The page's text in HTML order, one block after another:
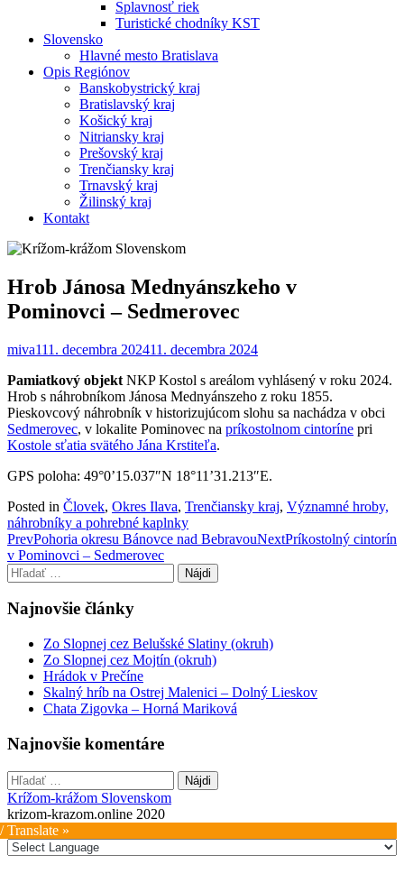
Splavnosť riek
Turistické chodníky KST
Slovensko
Hlavné mesto Bratislava
Opis Regiónov
Banskobystrický kraj
Bratislavský kraj
Košický kraj
Nitriansky kraj
Prešovský kraj
Trenčiansky kraj
Trnavský kraj
Žilinský kraj
Kontakt
Hrob Jánosa Mednyánszkeho v
Pominovci – Sedmerovec
miva111. decembra 202411. decembra 2024
Pamiatkový objekt NKP Kostol s areálom vyhlásený v roku 2024.
Hrob s náhrobníkom Jánosa Mednyánszeho z roku 1855.
Pieskovcový náhrobník v historizujúcom slohu sa nachádza v obci
Sedmerovec, v lokalite Pominovec na príkostolnom cintoríne pri
Kostole sťatia svätého Jána Krstiteľa.
GPS poloha: 49°0’15.037″N 18°11’31.213″E.
Posted in Človek, Okres Ilava, Trenčiansky kraj, Významné hroby,
náhrobníky a pohrebné kaplnky
Post
navigation
PrevPohoria okresu Bánovce nad BebravouNextPríkostolný cintorín
v Pominovci – Sedmerovec
Hľadať:
Najnovšie články
Zo Slopnej cez Belušské Slatiny (okruh)
Zo Slopnej cez Mojtín (okruh)
Hrádok v Prečíne
Skalný hríb na Ostrej Malenici – Dolný Lieskov
Chata Zigovka – Horná Mariková
Najnovšie komentáre
Hľadať:
Krížom-krážom Slovenskom
krizom-krazom.online 2020
Translate »